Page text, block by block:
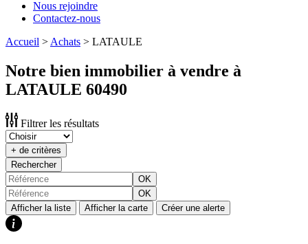
Nous rejoindre
Contactez-nous
Accueil > Achats > LATAULE
Notre bien immobilier à vendre à
LATAULE 60490
Filtrer les résultats
+ de critères
Rechercher
OK
OK
Afficher la liste
Afficher la carte Créer une alerte